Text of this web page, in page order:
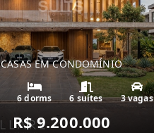
CASAS EM CONDOMÍNIO
6 dorms 6 suítes 3 vagas
R$ 9.200.000